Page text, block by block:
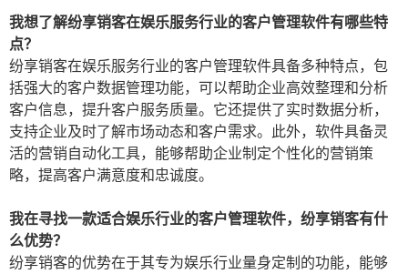
我想了解纷享销客在娱乐服务行业的客户管理软件有哪些特
点？
纷享销客在娱乐服务行业的客户管理软件具备多种特点，包
括强大的客户数据管理功能，可以帮助企业高效整理和分析
客户信息，提升客户服务质量。它还提供了实时数据分析，
支持企业及时了解市场动态和客户需求。此外，软件具备灵
活的营销自动化工具，能够帮助企业制定个性化的营销策
略，提高客户满意度和忠诚度。
我在寻找一款适合娱乐行业的客户管理软件，纷享销客有什
么优势？
纷享销客的优势在于其专为娱乐行业量身定制的功能，能够